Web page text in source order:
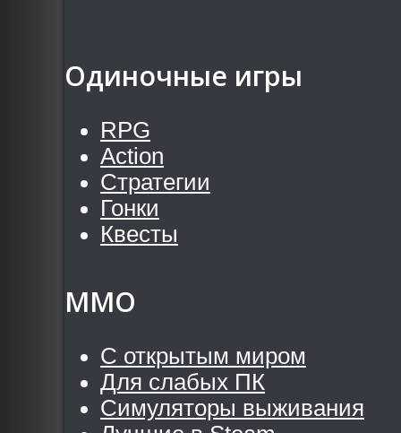
Одиночные игры
RPG
Action
Стратегии
Гонки
Квесты
MMO
С открытым миром
Для слабых ПК
Симуляторы выживания